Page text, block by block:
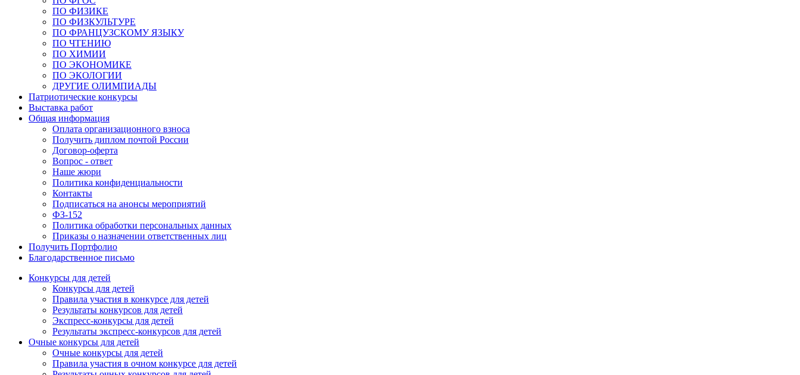
ПО ФИЗИКЕ
ПО ФИЗКУЛЬТУРЕ
ПО ФРАНЦУЗСКОМУ ЯЗЫКУ
ПО ЧТЕНИЮ
ПО ХИМИИ
ПО ЭКОНОМИКЕ
ПО ЭКОЛОГИИ
ДРУГИЕ ОЛИМПИАДЫ
Патриотические конкурсы
Выставка работ
Общая информация
Оплата организационного взноса
Получить диплом почтой России
Договор-оферта
Вопрос - ответ
Наше жюри
Политика конфиденциальности
Контакты
Подписаться на анонсы мероприятий
ФЗ-152
Политика обработки персональных данных
Приказы о назначении ответственных лиц
Получить Портфолио
Благодарственное письмо
Конкурсы для детей
Конкурсы для детей
Правила участия в конкурсе для детей
Результаты конкурсов для детей
Экспресс-конкурсы для детей
Результаты экспресс-конкурсов для детей
Очные конкурсы для детей
Очные конкурсы для детей
Правила участия в очном конкурсе для детей